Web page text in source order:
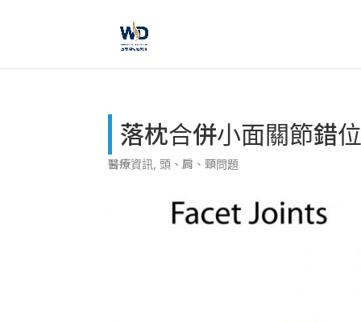
落枕合併小面關節錯
醫療資訊,頭、肩、頸問題